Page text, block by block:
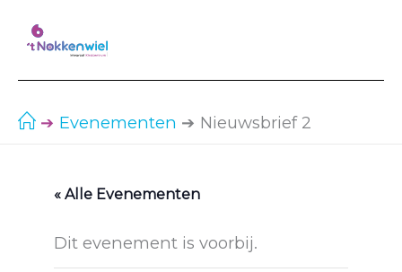
naar
Evenementen
Nieuwsbrief 2
« Alle Evenementen
Dit evenement is voorbij.